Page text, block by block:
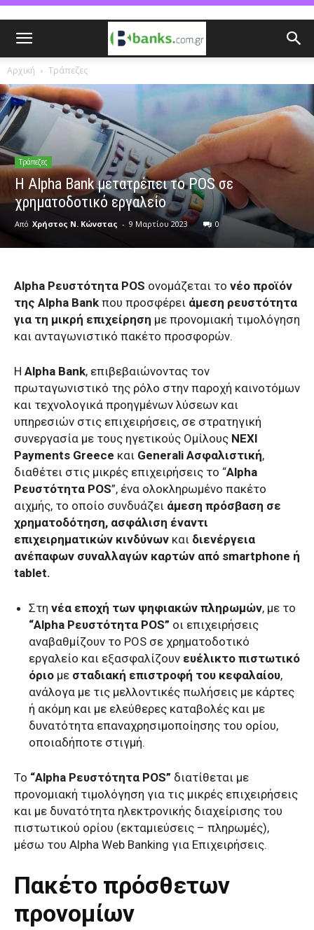
Αρχική Τράπεζες
Τράπεζες
H Alpha Bank μετατρέπει το POS σε
χρηματοδοτικό εργαλείο
Από Χρήστος Ν. Κώνστας - 9 Μαρτίου 2023 0
Alpha Ρευστότητα POS ονομάζεται το νέο προϊόν
της Alpha Bank που προσφέρει άμεση ρευστότητα
για τη μικρή επιχείρηση με προνομιακή τιμολόγηση
και ανταγωνιστικό πακέτο προσφορών.
Η Alpha Bank, επιβεβαιώνοντας τον
πρωταγωνιστικό της ρόλο στην παροχή καινοτόμων
και τεχνολογικά προηγμένων λύσεων και
υπηρεσιών στις επιχειρήσεις, σε στρατηγική
συνεργασία με τους ηγετικούς Ομίλους NEXI
Payments Greece και Generali Ασφαλιστική,
διαθέτει στις μικρές επιχειρήσεις το “Alpha
Ρευστότητα POS”, ένα ολοκληρωμένο πακέτο
αιχμής, το οποίο συνδυάζει άμεση πρόσβαση σε
χρηματοδότηση, ασφάλιση έναντι
επιχειρηματικών κινδύνων και διενέργεια
ανέπαφων συναλλαγών καρτών από smartphone ή
tablet.
Στη νέα εποχή των ψηφιακών πληρωμών, με το
“Alpha Ρευστότητα POS” οι επιχειρήσεις
αναβαθμίζουν το POS σε χρηματοδοτικό
εργαλείο και εξασφαλίζουν ευέλικτο πιστωτικό
όριο με σταδιακή επιστροφή του κεφαλαίου,
ανάλογα με τις μελλοντικές πωλήσεις με κάρτες
ή ακόμη και με ελεύθερες καταβολές και με
δυνατότητα επαναχρησιμοποίησης του ορίου,
οποιαδήποτε στιγμή.
Το “Alpha Ρευστότητα POS” διατίθεται με
προνομιακή τιμολόγηση για τις μικρές επιχειρήσεις
και με δυνατότητα ηλεκτρονικής διαχείρισης του
πιστωτικού ορίου (εκταμιεύσεις – πληρωμές),
μέσω του Alpha Web Banking για Επιχειρήσεις.
Πακέτο πρόσθετων
προνομίων